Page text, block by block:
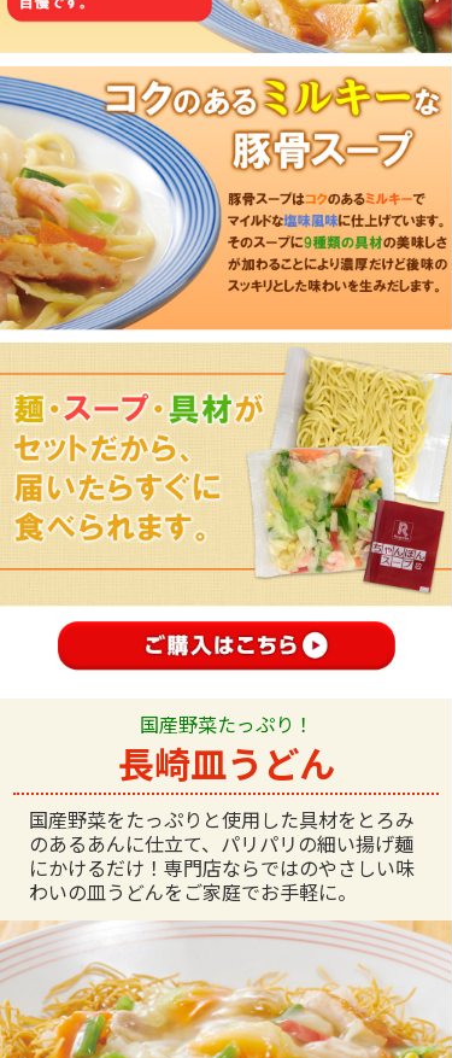
国産野菜たっぷり！
長崎皿うどん
国産野菜をたっぷりと使用した具材をとろみ
のあるあんに仕立て、パリパリの細い揚げ麺
にかけるだけ！専門店ならではのやさしい味
わいの皿うどんをご家庭でお手軽に。